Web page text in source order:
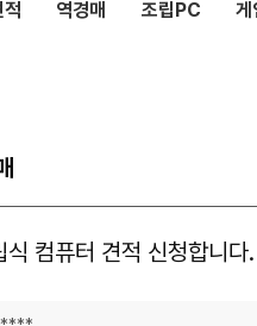
역경매 조립PC 게
식 컴퓨터 견적 신청합니다.